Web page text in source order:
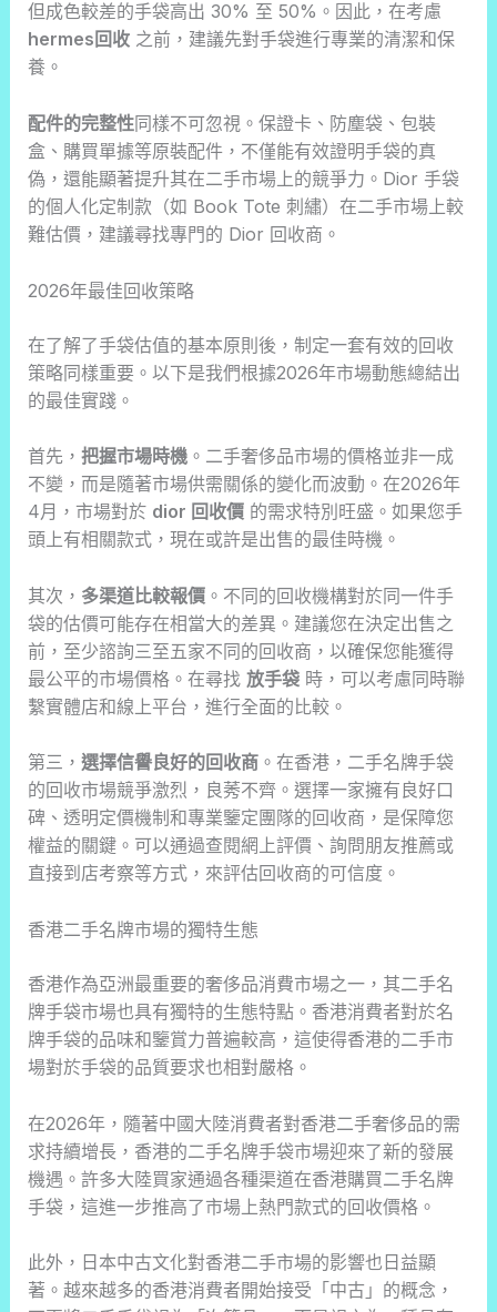
但成色較差的手袋高出 30% 至 50%。因此，在考慮
hermes回收之前，建議先對手袋進行專業的清潔和保
養。
配件的完整性同樣不可忽視。保證卡、防塵袋、包裝
盒、購買單據等原裝配件，不僅能有效證明手袋的真
偽，還能顯著提升其在二手市場上的競爭力。Dior 手袋
的個人化定制款（如 Book Tote 刺繡）在二手市場上較
難估價，建議尋找專門的 Dior 回收商。
2026年最佳回收策略
在了解了手袋估值的基本原則後，制定一套有效的回收
策略同樣重要。以下是我們根據2026年市場動態總結出
的最佳實踐。
首先， 把握市場時機。二手奢侈品市場的價格並非一成
不變，而是隨著市場供需關係的變化而波動。在2026年
4月，市場對於 dior 回收價的需求特別旺盛。如果您手
頭上有相關款式，現在或許是出售的最佳時機。
其次， 多渠道比較報價。不同的回收機構對於同一件手
袋的估價可能存在相當大的差異。建議您在決定出售之
前，至少諮詢三至五家不同的回收商，以確保您能獲得
最公平的市場價格。在尋找 放手袋時，可以考慮同時聯
繫實體店和線上平台，進行全面的比較。
第三， 選擇信譽良好的回收商。在香港，二手名牌手袋
的回收市場競爭激烈，良莠不齊。選擇一家擁有良好口
碑、透明定價機制和專業鑒定團隊的回收商，是保障您
權益的關鍵。可以通過查閱網上評價、詢問朋友推薦或
直接到店考察等方式，來評估回收商的可信度。
香港二手名牌市場的獨特生態
香港作為亞洲最重要的奢侈品消費市場之一，其二手名
牌手袋市場也具有獨特的生態特點。香港消費者對於名
牌手袋的品味和鑒賞力普遍較高，這使得香港的二手市
場對於手袋的品質要求也相對嚴格。
在2026年，隨著中國大陸消費者對香港二手奢侈品的需
求持續增長，香港的二手名牌手袋市場迎來了新的發展
機遇。許多大陸買家通過各種渠道在香港購買二手名牌
手袋，這進一步推高了市場上熱門款式的回收價格。
此外，日本中古文化對香港二手市場的影響也日益顯
著。越來越多的香港消費者開始接受「中古」的概念，